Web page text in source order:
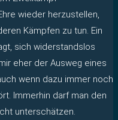
wieder herzustellen,
Kämpfen zu tun. Ein
sich widerstandslos
eher der Ausweg eines
wenn dazu immer noch
Immerhin darf man den
unterschätzen.